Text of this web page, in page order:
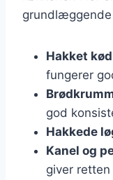
Hakket kød
fungerer
god
Hakkede
Kanel og
giver